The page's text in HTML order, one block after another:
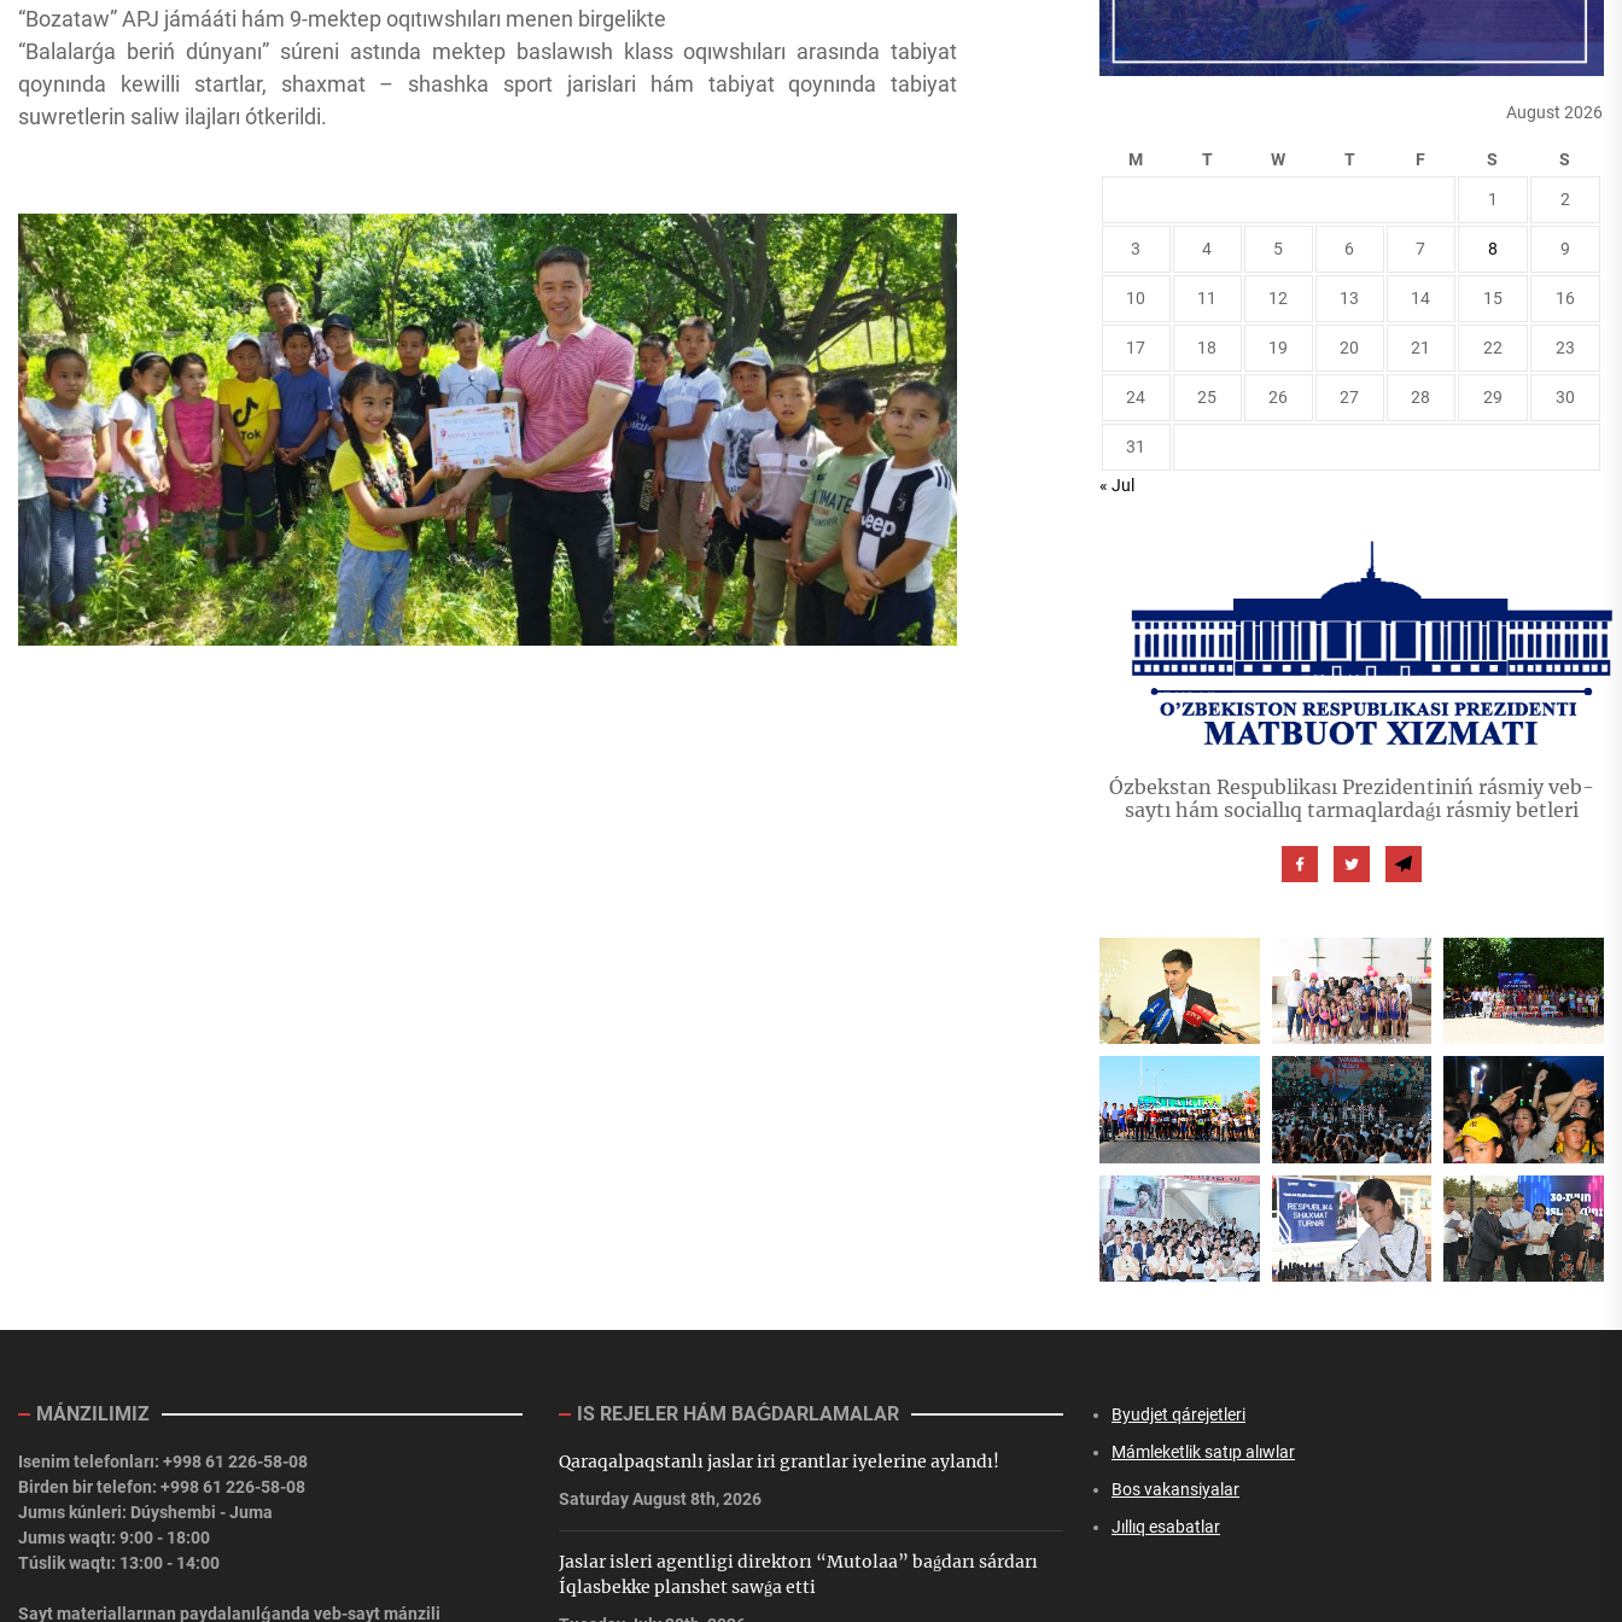
“Bozataw” APJ jámááti hám 9-mektep oqıtıwshıları menen birgelikte
“Balalarǵa beriń dúnyanı” súreni astında mektep baslawısh klass oqıwshıları arasında tabiyat
qoynında kewilli startlar, shaxmat – shashka sport jarislari hám tabiyat qoynında tabiyat
suwretlerin saliw ilajları ótkerildi.
August 2026
M T W T F S S
1 2
3 4 5 6 7 8 9
10 11 12 13 14 15 16
17 18 19 20 21 22 23
24 25 26 27 28 29 30
31
« Jul
Ózbekstan Respublikası Prezidentiniń rásmiy veb-
saytı hám sociallıq tarmaqlardaǵı rásmiy betleri
MÁNZILIMIZ
Isenim telefonları: +998 61 226-58-08
Birden bir telefon: +998 61 226-58-08
Jumıs kúnleri: Dúyshembi - Juma
Jumıs waqtı: 9:00 - 18:00
Túslik waqtı: 13:00 - 14:00
Sayt materiallarınan paydalanılǵanda veb-sayt mánzili
IS REJELER HÁM BAǴDARLAMALAR
Qaraqalpaqstanlı jaslar iri grantlar iyelerine aylandı!
Saturday August 8th, 2026
Jaslar isleri agentligi direktorı “Mutolaa” baǵdarı sárdarı
Íqlasbekke planshet sawǵa etti
Byudjet qárejetleri
Mámleketlik satıp alıwlar
Bos vakansiyalar
Jıllıq esabatlar